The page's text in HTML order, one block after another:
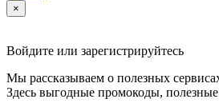
×
Войдите или зарегистрируйтесь
Мы рассказываем о полезных
Здесь выгодные промокоды,